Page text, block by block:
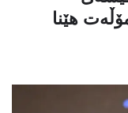
هێنا